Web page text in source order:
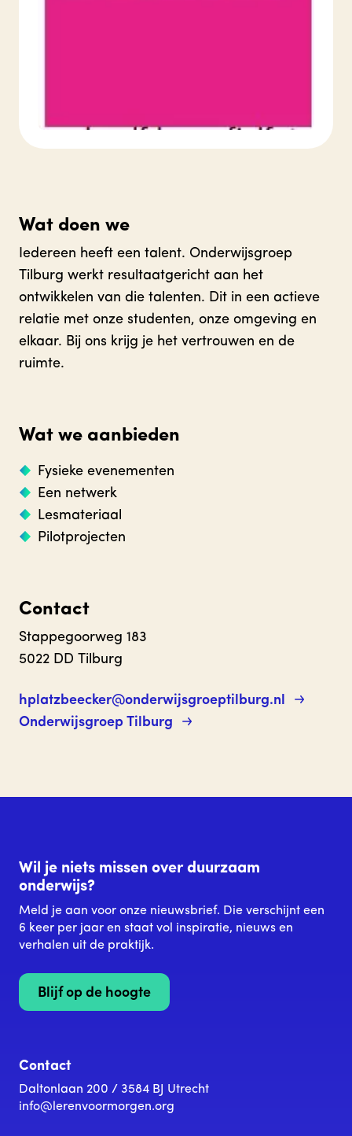
Wat doen we
Iedereen heeft een talent. Onderwijsgroep
Tilburg werkt resultaatgericht aan het
ontwikkelen van die talenten. Dit in een actieve
relatie met onze studenten, onze omgeving en
elkaar. Bij ons krijg je het vertrouwen en de
ruimte.
Wat we aanbieden
Fysieke evenementen
Een netwerk
Lesmateriaal
Pilotprojecten
Contact
Stappegoorweg 183
5022 DD Tilburg
hplatzbeecker@onderwijsgroeptilburg.nl
Onderwijsgroep Tilburg
Wil je niets missen over duurzaam
onderwijs?
Meld je aan voor onze nieuwsbrief. Die verschijnt een
6 keer per jaar en staat vol inspiratie, nieuws en
verhalen uit de praktijk.
Blijf op de hoogte
Contact
Daltonlaan 200 / 3584 BJ Utrecht
info@lerenvoormorgen.org